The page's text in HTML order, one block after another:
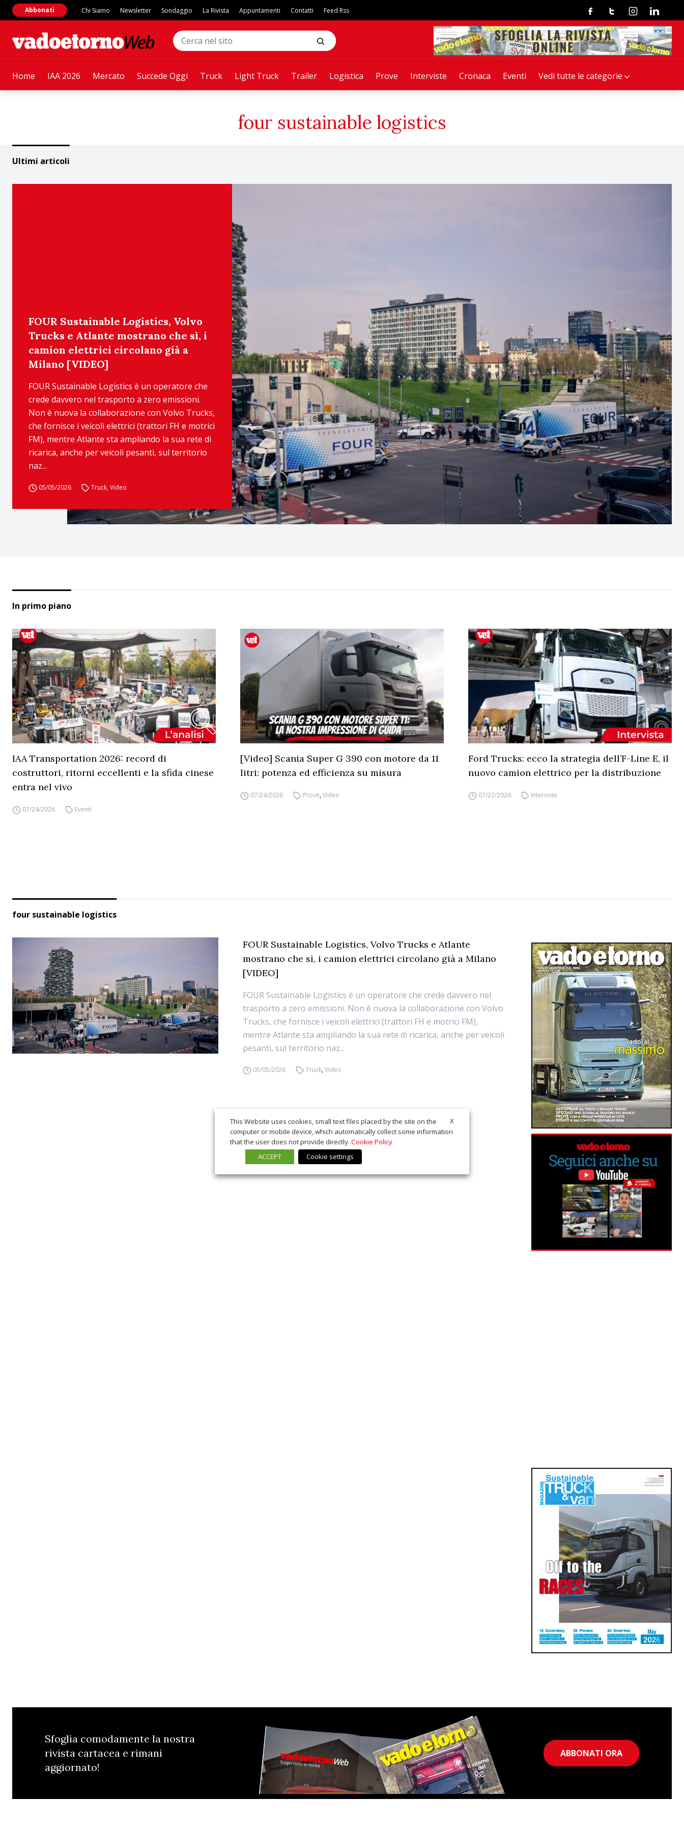
Home IAA 2026 Mercato Succede Oggi Truck Light Truck Trailer Logistica Prove Interviste Cronaca Eventi Vedi tutte le categorie
Abbonati Chi Siamo Newsletter Sondaggio La Rivista Appuntamenti Contatti Feed Rss FacebookTwitterInstagramLinkedin
four sustainable logistics
Ultimi articoli
FOUR Sustainable Logistics, Volvo
Trucks e Atlante mostrano che sì, i
camion elettrici circolano già a
Milano [VIDEO]
FOUR Sustainable Logistics è un operatore che
crede davvero nel trasporto a zero emissioni.
Non è nuova la collaborazione con Volvo Trucks,
che fornisce i veicoli elettrici (trattori FH e motrici
FM), mentre Atlante sta ampliando la sua rete di
ricarica, anche per veicoli pesanti, sul territorio
naz...
05/05/2026 Truck,Video
In primo piano
IAA Transportation 2026: record di
costruttori, ritorni eccellenti e la sfida cinese
entra nel vivo
07/24/2026 Eventi
[Video] Scania Super G 390 con motore da 11
litri: potenza ed efficienza su misura
07/24/2026 Prove,Video
Ford Trucks: ecco la strategia dell’F-Line E, il
nuovo camion elettrico per la distribuzione
07/22/2026 Interviste
four sustainable logistics
FOUR Sustainable Logistics, Volvo Trucks e Atlante
mostrano che sì, i camion elettrici circolano già a Milano
[VIDEO]
FOUR Sustainable Logistics è un operatore che crede davvero nel
trasporto a zero emissioni. Non è nuova la collaborazione con Volvo
Trucks, che fornisce i veicoli elettrici (trattori FH e motrici FM),
mentre Atlante sta ampliando la sua rete di ricarica, anche per veicoli
pesanti, sul territorio naz...
05/05/2026 Truck,Video
Sfoglia comodamente la nostra
rivista cartacea e rimani
aggiornato!
ABBONATI ORA
X
This Website uses cookies, small text files placed by the site on the
computer or mobile device, which automatically collect some information
that the user does not provide directly. Cookie Policy
ACCEPT
Cookie settings